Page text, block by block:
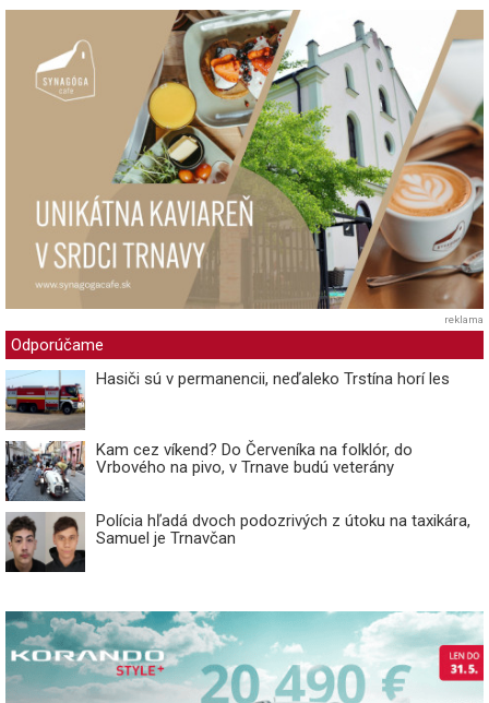
reklama
Odporúčame
Hasiči sú v permanencii, neďaleko Trstína horí les
Kam cez víkend? Do Červeníka na folklór, do
Vrbového na pivo, v Trnave budú veterány
Polícia hľadá dvoch podozrivých z útoku na taxikára,
Samuel je Trnavčan